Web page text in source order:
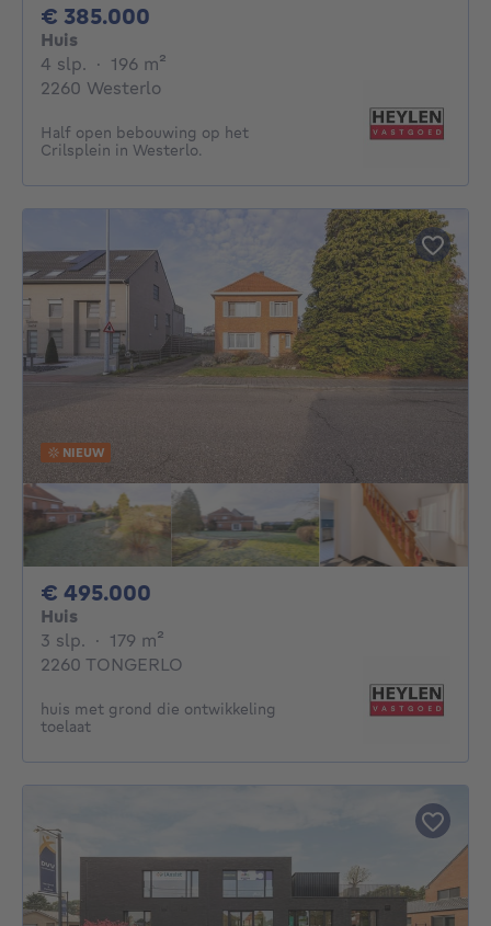
€ 385.000
Huis
4 slp. 4 slaapkamers
· 196 m²
2260 Westerlo
Half open bebouwing op het
Crilsplein in Westerlo.
NIEUW
€ 495.000
Huis
3 slp. 3 slaapkamers
· 179 m²
2260 TONGERLO
huis met grond die ontwikkeling
toelaat